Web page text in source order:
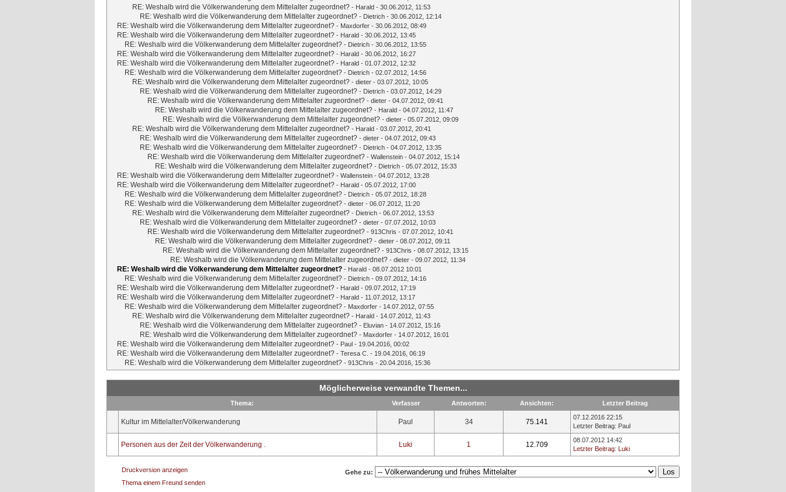
RE: Weshalb wird die Völkerwanderung dem Mittelalter zugeordnet? - Harald - 30.06.2012, 11:53
RE: Weshalb wird die Völkerwanderung dem Mittelalter zugeordnet? - Dietrich - 30.06.2012, 12:14
RE: Weshalb wird die Völkerwanderung dem Mittelalter zugeordnet? - Maxdorfer - 30.06.2012, 08:49
RE: Weshalb wird die Völkerwanderung dem Mittelalter zugeordnet? - Harald - 30.06.2012, 13:45
RE: Weshalb wird die Völkerwanderung dem Mittelalter zugeordnet? - Dietrich - 30.06.2012, 13:55
RE: Weshalb wird die Völkerwanderung dem Mittelalter zugeordnet? - Harald - 30.06.2012, 16:27
RE: Weshalb wird die Völkerwanderung dem Mittelalter zugeordnet? - Harald - 01.07.2012, 12:32
RE: Weshalb wird die Völkerwanderung dem Mittelalter zugeordnet? - Dietrich - 02.07.2012, 14:56
RE: Weshalb wird die Völkerwanderung dem Mittelalter zugeordnet? - dieter - 03.07.2012, 10:05
RE: Weshalb wird die Völkerwanderung dem Mittelalter zugeordnet? - Dietrich - 03.07.2012, 14:29
RE: Weshalb wird die Völkerwanderung dem Mittelalter zugeordnet? - dieter - 04.07.2012, 09:41
RE: Weshalb wird die Völkerwanderung dem Mittelalter zugeordnet? - Harald - 04.07.2012, 11:47
RE: Weshalb wird die Völkerwanderung dem Mittelalter zugeordnet? - dieter - 05.07.2012, 09:09
RE: Weshalb wird die Völkerwanderung dem Mittelalter zugeordnet? - Harald - 03.07.2012, 20:41
RE: Weshalb wird die Völkerwanderung dem Mittelalter zugeordnet? - dieter - 04.07.2012, 09:43
RE: Weshalb wird die Völkerwanderung dem Mittelalter zugeordnet? - Dietrich - 04.07.2012, 13:35
RE: Weshalb wird die Völkerwanderung dem Mittelalter zugeordnet? - Wallenstein - 04.07.2012, 15:14
RE: Weshalb wird die Völkerwanderung dem Mittelalter zugeordnet? - Dietrich - 05.07.2012, 15:33
RE: Weshalb wird die Völkerwanderung dem Mittelalter zugeordnet? - Wallenstein - 04.07.2012, 13:28
RE: Weshalb wird die Völkerwanderung dem Mittelalter zugeordnet? - Harald - 05.07.2012, 17:00
RE: Weshalb wird die Völkerwanderung dem Mittelalter zugeordnet? - Dietrich - 05.07.2012, 18:28
RE: Weshalb wird die Völkerwanderung dem Mittelalter zugeordnet? - dieter - 06.07.2012, 11:20
RE: Weshalb wird die Völkerwanderung dem Mittelalter zugeordnet? - Dietrich - 06.07.2012, 13:53
RE: Weshalb wird die Völkerwanderung dem Mittelalter zugeordnet? - dieter - 07.07.2012, 10:03
RE: Weshalb wird die Völkerwanderung dem Mittelalter zugeordnet? - 913Chris - 07.07.2012, 10:41
RE: Weshalb wird die Völkerwanderung dem Mittelalter zugeordnet? - dieter - 08.07.2012, 09:11
RE: Weshalb wird die Völkerwanderung dem Mittelalter zugeordnet? - 913Chris - 08.07.2012, 13:15
RE: Weshalb wird die Völkerwanderung dem Mittelalter zugeordnet? - dieter - 09.07.2012, 11:34
RE: Weshalb wird die Völkerwanderung dem Mittelalter zugeordnet? - Harald - 08.07.2012 10:01
RE: Weshalb wird die Völkerwanderung dem Mittelalter zugeordnet? - Dietrich - 09.07.2012, 14:16
RE: Weshalb wird die Völkerwanderung dem Mittelalter zugeordnet? - Harald - 09.07.2012, 17:19
RE: Weshalb wird die Völkerwanderung dem Mittelalter zugeordnet? - Harald - 11.07.2012, 13:17
RE: Weshalb wird die Völkerwanderung dem Mittelalter zugeordnet? - Maxdorfer - 14.07.2012, 07:55
RE: Weshalb wird die Völkerwanderung dem Mittelalter zugeordnet? - Harald - 14.07.2012, 11:43
RE: Weshalb wird die Völkerwanderung dem Mittelalter zugeordnet? - Eluvian - 14.07.2012, 15:16
RE: Weshalb wird die Völkerwanderung dem Mittelalter zugeordnet? - Maxdorfer - 14.07.2012, 16:01
RE: Weshalb wird die Völkerwanderung dem Mittelalter zugeordnet? - Paul - 19.04.2016, 00:02
RE: Weshalb wird die Völkerwanderung dem Mittelalter zugeordnet? - Teresa C. - 19.04.2016, 06:19
RE: Weshalb wird die Völkerwanderung dem Mittelalter zugeordnet? - 913Chris - 20.04.2016, 15:36
Möglicherweise verwandte Themen...
Thema: Verfasser Antworten: Ansichten: Letzter Beitrag
Kultur im Mittelalter/Völkerwanderung Paul 34 75.141
07.12.2016 22:15
Letzter Beitrag: Paul
Personen aus der Zeit der Völkerwanderung . Luki 1 12.709
08.07.2012 14:42
Letzter Beitrag: Luki
Druckversion anzeigen
Thema einem Freund senden
Gehe zu: